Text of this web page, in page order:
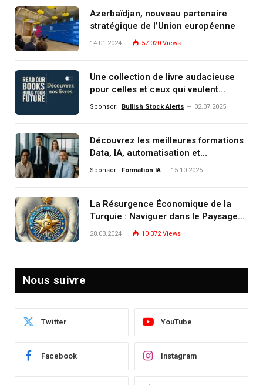
Azerbaïdjan, nouveau partenaire
stratégique de l’Union européenne
14.01.2024 57 020 Views
Une collection de livre audacieuse
pour celles et ceux qui veulent
comprendre, investir et dominer le
Sponsor: Bullish Stock Alerts 02.07.2025
Découvrez les meilleures formations
Data, IA, automatisation et
investissement (gestion de
Sponsor: Formation IA 15.10.2025
La Résurgence Économique de la
Turquie : Naviguer dans le Paysage
Post-Crise
28.03.2024 10 372Views
Nous suivre
Twitter YouTube
Facebook Instagram